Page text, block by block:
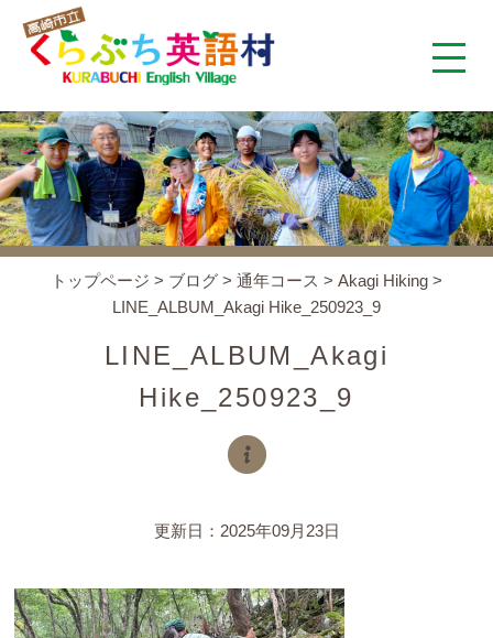
くらぶち英語村とは
コンセプト
通年コース
トップページ > ブログ > 通年コース > Akagi Hiking >
LINE_ALBUM_Akagi Hike_250923_9
LINE_ALBUM_Akagi
Hike_250923_9
更新日：2025年09月23日